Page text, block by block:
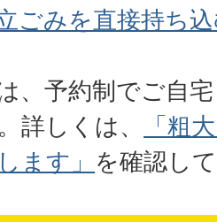
ごみを直接持ち
、予約制でご自
詳しくは、
「粗
ます」 を確認し